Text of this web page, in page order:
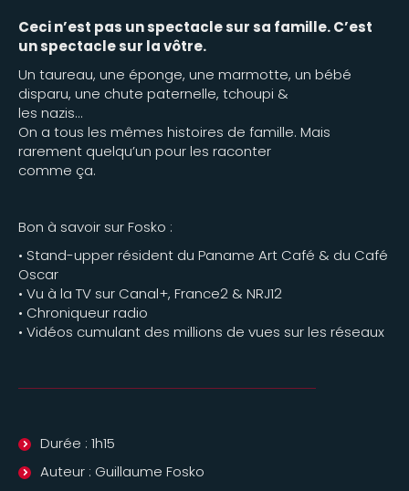
Ceci n’est pas un spectacle sur sa famille. C’est
un spectacle sur la vôtre.
Un taureau, une éponge, une marmotte, un bébé
disparu, une chute paternelle, tchoupi &
les nazis…
On a tous les mêmes histoires de famille. Mais
rarement quelqu’un pour les raconter
comme ça.
Bon à savoir sur Fosko :
• Stand-upper résident du Paname Art Café & du Café
Oscar
• Vu à la TV sur Canal+, France2 & NRJ12
• Chroniqueur radio
• Vidéos cumulant des millions de vues sur les réseaux
Durée : 1h15
Auteur : Guillaume Fosko